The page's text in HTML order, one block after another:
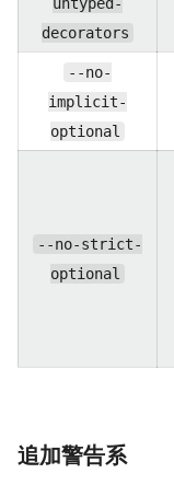
decorators
--no-
implicit-
optional
--no-strict-
optional
追加警告系